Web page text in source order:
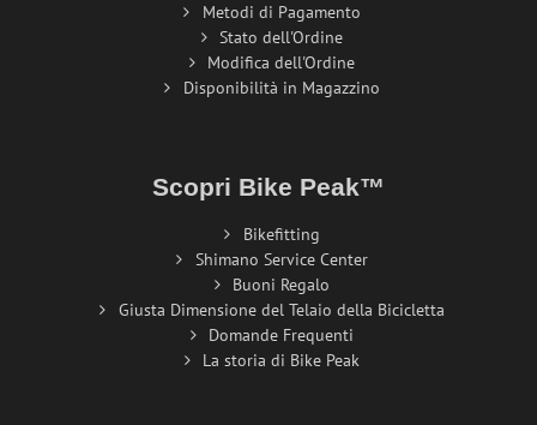
Metodi di Pagamento
Stato dell'Ordine
Modifica dell'Ordine
Disponibilità in Magazzino
Scopri Bike Peak™
Bikefitting
Shimano Service Center
Buoni Regalo
Giusta Dimensione del Telaio della Bicicletta
Domande Frequenti
La storia di Bike Peak